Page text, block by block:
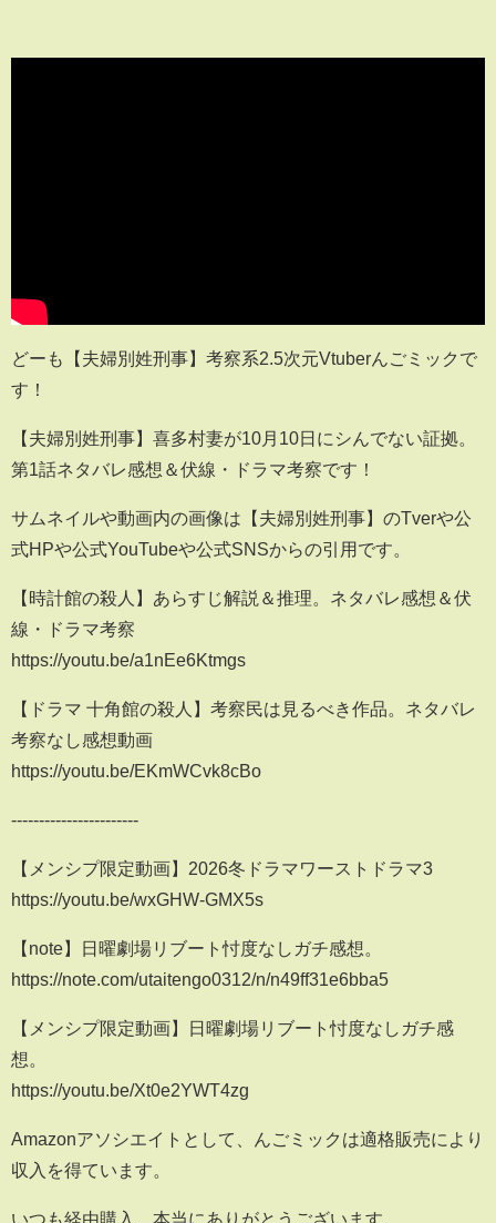
どーも【夫婦別姓刑事】考察系2.5次元Vtuberんごミックで
す！
【夫婦別姓刑事】喜多村妻が10月10日にシんでない証拠。
第1話ネタバレ感想＆伏線・ドラマ考察です！
サムネイルや動画内の画像は【夫婦別姓刑事】のTverや公
式HPや公式YouTubeや公式SNSからの引用です。
【時計館の殺人】あらすじ解説＆推理。ネタバレ感想＆伏
線・ドラマ考察
https://youtu.be/a1nEe6Ktmgs
【ドラマ 十角館の殺人】考察民は見るべき作品。ネタバレ
考察なし感想動画
https://youtu.be/EKmWCvk8cBo
-----------------------
【メンシプ限定動画】2026冬ドラマワーストドラマ3
https://youtu.be/wxGHW-GMX5s
【note】日曜劇場リブート忖度なしガチ感想。
https://note.com/utaitengo0312/n/n49ff31e6bba5
【メンシプ限定動画】日曜劇場リブート忖度なしガチ感
想。
https://youtu.be/Xt0e2YWT4zg
Amazonアソシエイトとして、んごミックは適格販売により
収入を得ています。
いつも経由購入、本当にありがとうございます。